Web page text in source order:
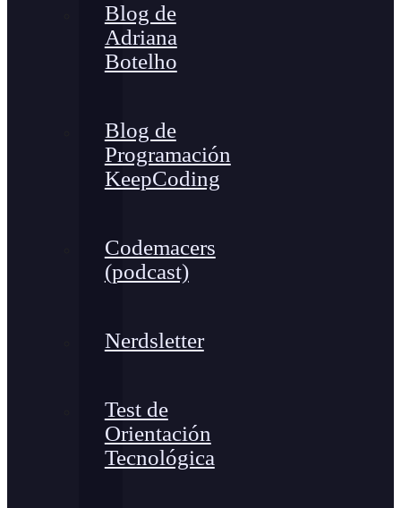
Blog de
Adriana
Botelho
Blog de
Programación
KeepCoding
Codemacers
(podcast)
Nerdsletter
Test de
Orientación
Tecnológica